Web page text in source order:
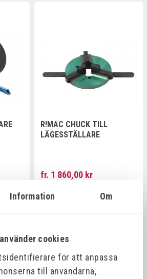
Information Om
cookies
för att anpassa
till användarna,
R!MAC CHUCK TILL
LÄGESSTÄLLARE
fr. 1 860,00 kr